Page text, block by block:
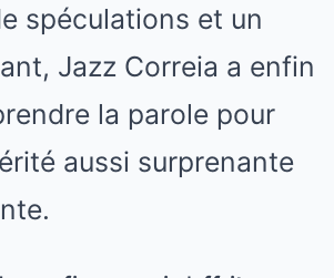
spéculations et un
Jazz Correia a enfin
la parole pour
aussi surprenante